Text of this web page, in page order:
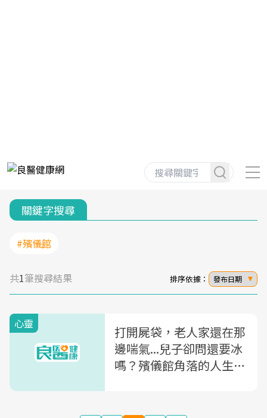
關鍵字搜尋
#殯儀館
共1筆搜尋結果 排序依據： 發布日期
心靈
打開屍袋，老人家還在那
邊喘氣...兒子卻問還要冰
嗎？殯儀館角落的人生百